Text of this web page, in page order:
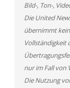
Bild-, Ton-,
Die United
übernimmt
Vollständigkeit
nur im Fall von
Die Nutzung